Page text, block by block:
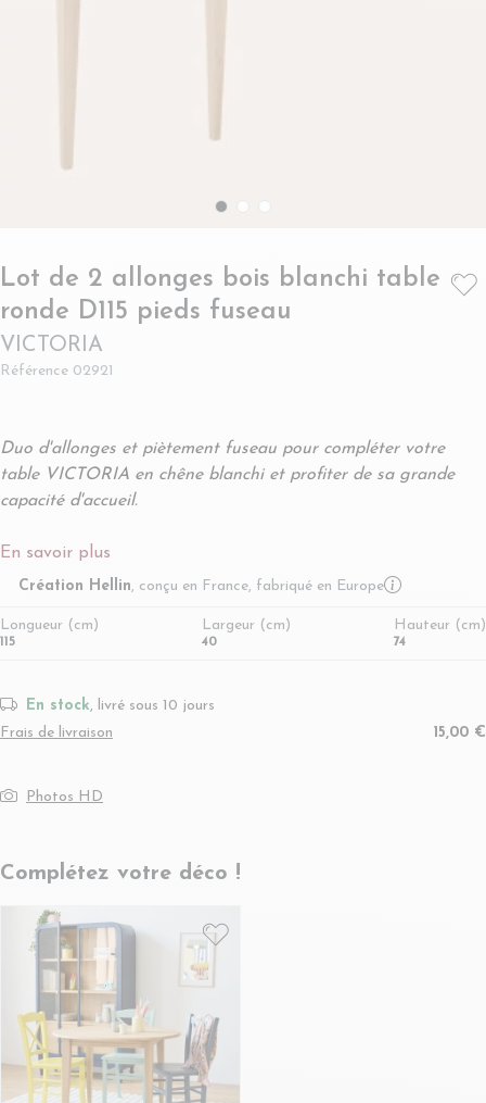
Lot de 2 allonges bois blanchi table
ronde D115 pieds fuseau
VICTORIA
Référence 02921
Duo d'allonges et piètement fuseau pour compléter votre
table VICTORIA en chêne blanchi et profiter de sa grande
capacité d'accueil.
En savoir plus
Création Hellin, conçu en France, fabriqué en Europe More
Longueur (cm)
115
Largeur (cm)
40
Hauteur (cm)
74
En stock, livré sous 10 jours
Frais de livraison
15,00 €
Photos HD
Complétez votre déco !